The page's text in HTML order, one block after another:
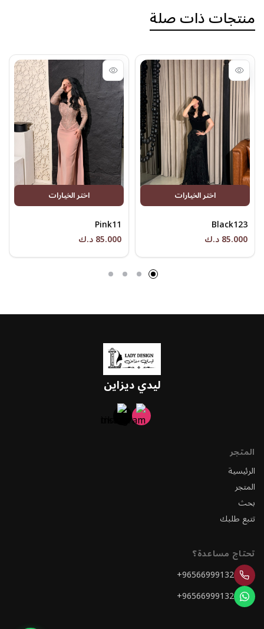
منتجات ذات صلة
اختر الخيارات
Black123
85.000 د.ك
اختر الخيارات
Pink11
85.000 د.ك
ليدي ديزاين
المتجر
الرئيسية
المتجر
بحث
تتبع طلبك
تحتاج مساعدة؟
+96566999132
+96566999132